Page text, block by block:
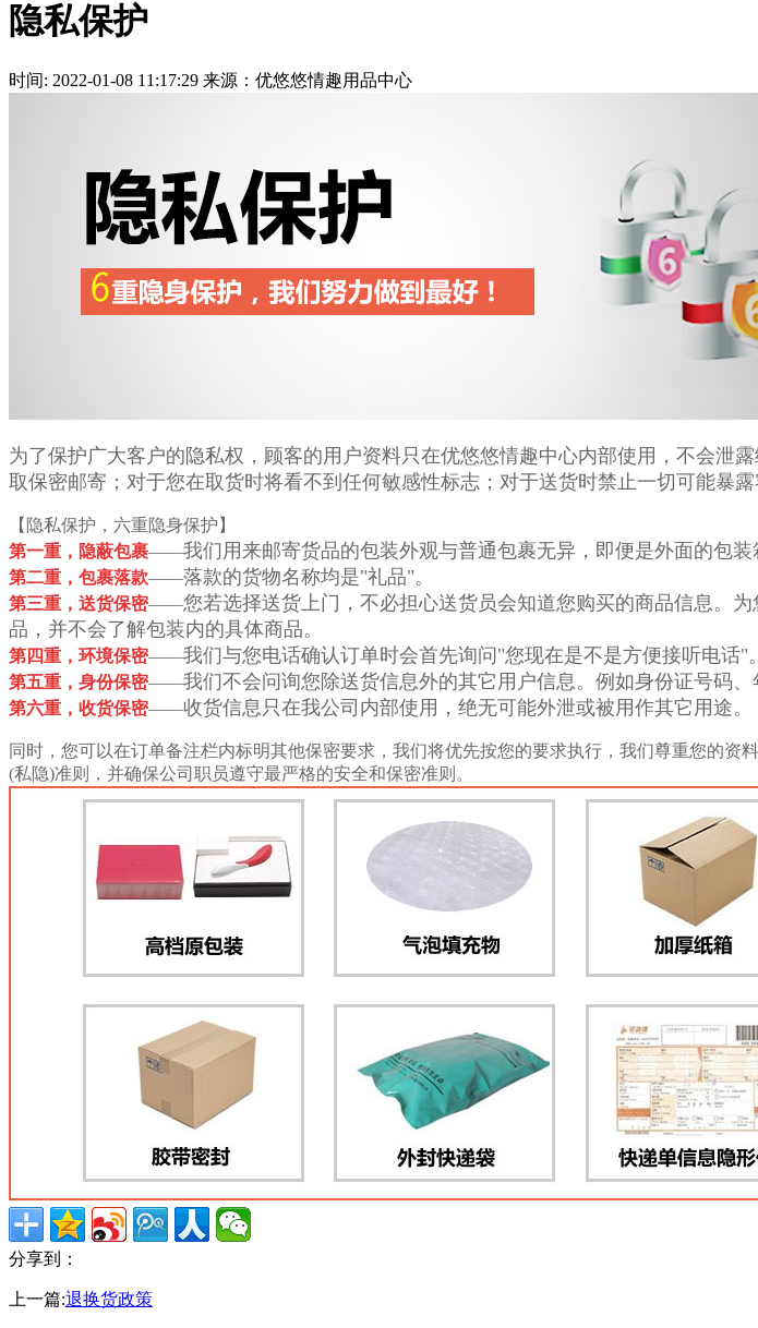
隐私保护
时间: 2022-01-08 11:17:29 来源：优悠悠情趣用品中心
为了保护广大客户的隐私权，顾客的用户资料只在优悠悠情趣中心内部使用，不会泄露
取保密邮寄； 对于您在取货时将看不到任何敏感性标志； 对于送货时禁止一切可能暴露
【隐私保护，六重隐身保护】
第一重，隐蔽包裹——我们用来邮寄货品的包装外观与普通包裹无异，即便是外面的包装
第二重，包裹落款——落款的货物名称均是"礼品"。
第三重，送货保密——您若选择送货上门，不必担心送货员会知道您购买的商品信息。
品，并不会了解包装内的具体商品。
第四重，环境保密——我们与您电话确认订单时会首先询问"您现在是不是方便接听电话"
第五重，身份保密——我们不会问询您除送货信息外的其它用户信息。例如身份证号码、
第六重，收货保密——收货信息只在我公司内部使用，绝无可能外泄或被用作其它用途。
同时，您可以在订单备注栏内标明其他保密要求，我们将优先按您的要求执行，我们尊重您的
(私隐)准则，并确保公司职员遵守最严格的安全和保密准则。
分享到：
上一篇:退换货政策